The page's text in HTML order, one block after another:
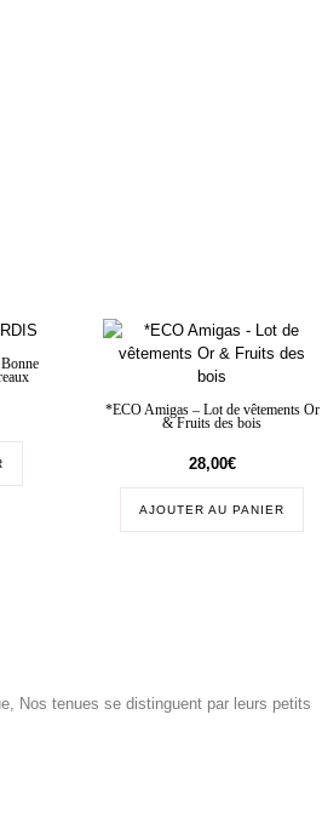
*ECO Amigas – Lot de vêtements Or
& Fruits des bois
28,00€
AJOUTER AU PANIER
Nos tenues se distinguent par leurs petits